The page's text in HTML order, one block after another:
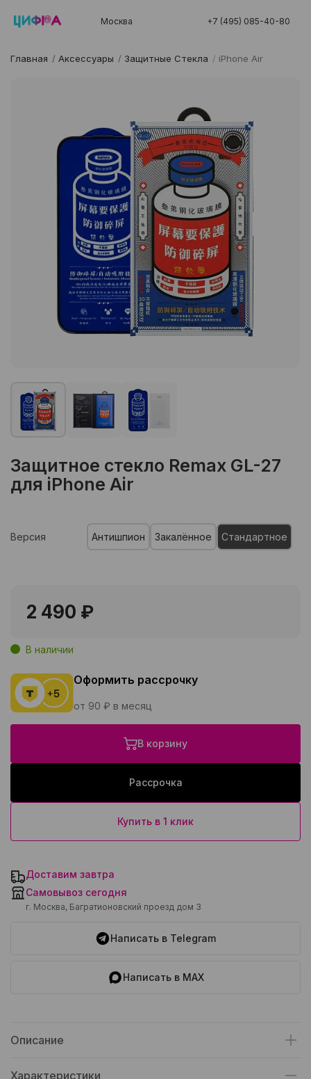
Москва +7 (495) 085-40-80
Главная / Аксессуары / Защитные Стекла / iPhone Air
Защитное стекло Remax GL-27
для iPhone Air
Версия Антишпион Закалённое Стандартное
2 490 ₽
В наличии
Оформить рассрочку
от 90 ₽ в месяц
В корзину
Рассрочка
Купить в 1 клик
Доставим завтра
Самовывоз сегодня
г. Москва, Багратионовский проезд дом 3
Написать в Telegram
Написать в MAX
Описание
Характеристики